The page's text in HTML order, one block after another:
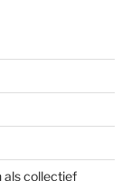
als collectief